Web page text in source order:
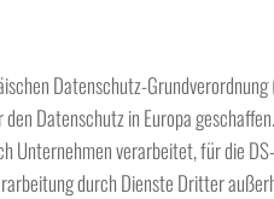
Datenschutz-Grundverordnung
Datenschutz in Europa
Unternehmen verarbeitet, für die
durch Dienste Dritter